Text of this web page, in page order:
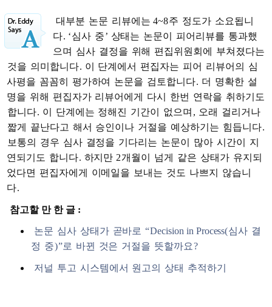
대부분 논문 리뷰에는 4~8주 정도가 소요됩니
다. ‘심사 중’ 상태는 논문이 피어리뷰를 통과했
으며 심사 결정을 위해 편집위원회에
부쳐졌다는
것을 의미합니다. 이 단계에서 편집자는 피어 리뷰어의
심
사평을 꼼꼼히 평가하여 논문을 검토합니다. 더 명확한 설
명을 위해 편집자가 리뷰어에게 다시 한번 연락을 취하기도
합니다. 이 단계에는 정해진 기간이 없으며 , 오래 걸리거나
짧게
끝난다고 해서 승인이나 거절을 예상하기는 힘듭니다.
보통의
경우 심사 결정을 기다리는 논문이 많아 시간이
지
연되기도 합니다. 하지만 2개월이 넘게 같은 상태가 유지되
었다면 편집자에게 이메일을 보내는 것도 나쁘지
않습니
다.
참고할 만 한 글 :
논문 심사 상태가 곧바로 “Decision in Process(심사 결
정 중)”로 바뀐 것은 거절을 뜻할까요?
저널 투고 시스템에서 원고의 상태 추적하기